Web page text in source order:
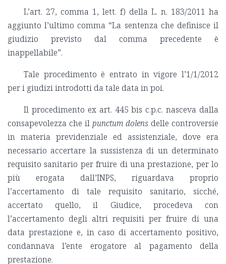
L’art. 27, comma 1, lett. f) della L. n. 183/2011 ha
aggiunto l’ultimo comma “La sentenza che definisce il
giudizio previsto dal comma precedente è
inappellabile”.
Tale procedimento è entrato in vigore l’1/1/2012
per i giudizi introdotti da tale data in poi.
Il procedimento ex art. 445 bis c.p.c. nasceva dalla
consapevolezza che il punctum dolens delle controversie
in materia previdenziale ed assistenziale, dove era
necessario accertare la sussistenza di un determinato
requisito sanitario per fruire di una prestazione, per lo
più erogata dall’INPS, riguardava proprio
l’accertamento di tale requisito sanitario, sicché,
accertato quello, il Giudice, procedeva con
l’accertamento degli altri requisiti per fruire di una
data prestazione e, in caso di accertamento positivo,
condannava l’ente erogatore al pagamento della
prestazione.